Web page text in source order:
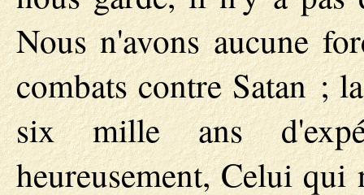
Nous n'avons aucune
combats contre Satan ;
six mille ans
heureusement, Celui